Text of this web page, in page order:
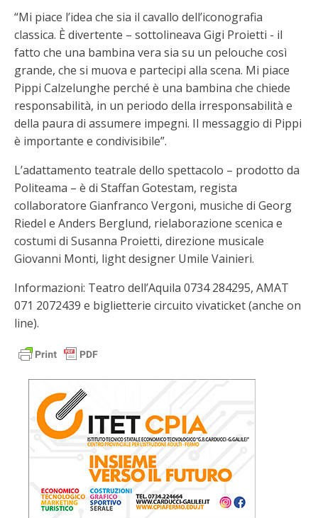
“Mi piace l’idea che sia il cavallo dell’iconografia
classica. È divertente – sottolineava Gigi Proietti - il
fatto che una bambina vera sia su un pelouche così
grande, che si muova e partecipi alla scena. Mi piace
Pippi Calzelunghe perché è una bambina che chiede
responsabilità, in un periodo della irresponsabilità e
della paura di assumere impegni. Il messaggio di Pippi
è importante e condivisibile”.
L’adattamento teatrale dello spettacolo – prodotto da
Politeama – è di Staffan Gotestam, regista
collaboratore Gianfranco Vergoni, musiche di Georg
Riedel e Anders Berglund, rielaborazione scenica e
costumi di Susanna Proietti, direzione musicale
Giovanni Monti, light designer Umile Vainieri.
Informazioni: Teatro dell’Aquila 0734 284295, AMAT
071 2072439 e biglietterie circuito vivaticket (anche on
line).